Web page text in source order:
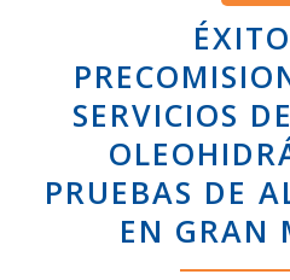
SERVICIOS
PRUEBAS DE
EN GRAN